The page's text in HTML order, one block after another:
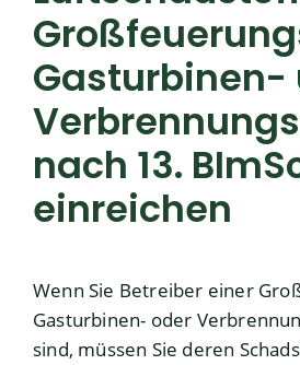
Gasturbinen-
nach 13.
einreichen
Wenn Sie Betreiber einer
Gasturbinen- oder
sind, müssen Sie deren